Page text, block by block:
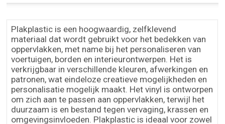
Plakplastic is een hoogwaardig, zelfklevend
materiaal dat wordt gebruikt voor het bedekken van
oppervlakken, met name bij het personaliseren van
voertuigen, borden en interieurontwerpen. Het is
verkrijgbaar in verschillende kleuren, afwerkingen en
patronen, wat eindeloze creatieve mogelijkheden en
personalisatie mogelijk maakt. Het vinyl is ontworpen
om zich aan te passen aan oppervlakken, terwijl het
duurzaam is en bestand tegen vervaging, krassen en
omgevingsinvloeden. Plakplastic is ideaal voor zowel